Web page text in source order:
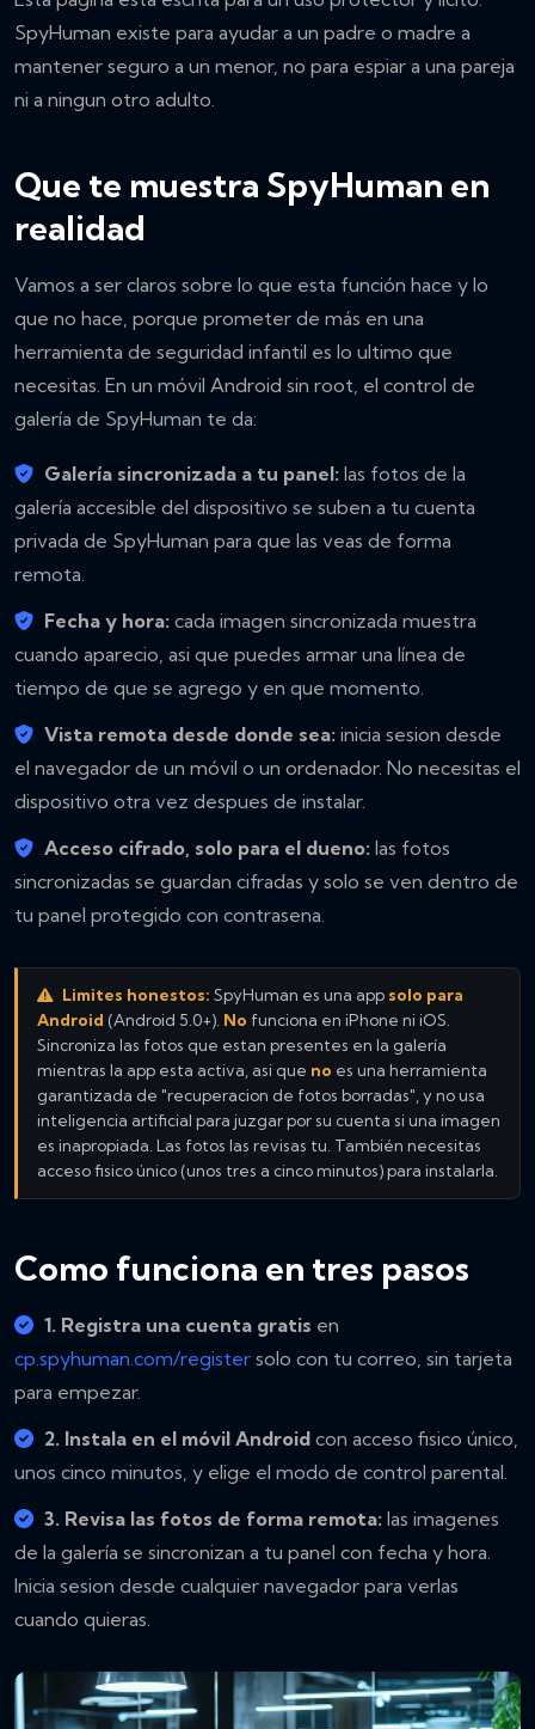
SpyHuman existe para ayudar a un padre o madre a
mantener seguro a un menor, no para espiar a una pareja
ni a ningun otro adulto.
Que te muestra SpyHuman en
realidad
Vamos a ser claros sobre lo que esta función hace y lo
que no hace, porque prometer de más en una
herramienta de seguridad infantil es lo ultimo que
necesitas. En un móvil Android sin root, el control de
galería de SpyHuman te da:
Galería sincronizada a tu panel: las fotos de la
galería accesible del dispositivo se suben a tu cuenta
privada de SpyHuman para que las veas de forma
remota.
Fecha y hora: cada imagen sincronizada muestra
cuando aparecio, asi que puedes armar una línea de
tiempo de que se agrego y en que momento.
Vista remota desde donde sea: inicia sesion desde
el navegador de un móvil o un ordenador. No necesitas el
dispositivo otra vez despues de instalar.
Acceso cifrado, solo para el dueno: las fotos
sincronizadas se guardan cifradas y solo se ven dentro de
tu panel protegido con contrasena.
Limites honestos: SpyHuman es una app solo para
Android (Android 5.0+). No funciona en iPhone ni iOS.
Sincroniza las fotos que estan presentes en la galería
mientras la app esta activa, asi que no es una herramienta
garantizada de "recuperacion de fotos borradas", y no usa
inteligencia artificial para juzgar por su cuenta si una imagen
es inapropiada. Las fotos las revisas tu. También necesitas
acceso fisico único (unos tres a cinco minutos) para instalarla.
Como funciona en tres pasos
1. Registra una cuenta gratis en
cp.spyhuman.com/register solo con tu correo, sin tarjeta
para empezar.
2. Instala en el móvil Android con acceso fisico único,
unos cinco minutos, y elige el modo de control parental.
3. Revisa las fotos de forma remota: las imagenes
de la galería se sincronizan a tu panel con fecha y hora.
Inicia sesion desde cualquier navegador para verlas
cuando quieras.